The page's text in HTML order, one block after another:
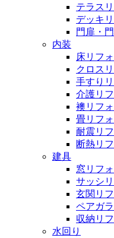
テラス
デッキ
門扉・
内装
床リフ
クロス
手すり
介護リ
襖リフ
畳リフ
耐震リ
断熱リ
建具
窓リフ
サッシ
玄関リ
ペアガ
収納リ
水回り